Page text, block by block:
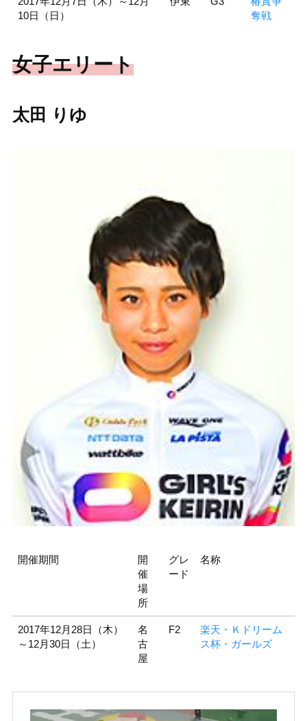
10日（日）
奪戦
女子エリート
太田 りゆ
開催期間
開
催
場
所
グレ
ード
名称
2017年12月28日（木）
～12月30日（土）
名
古
屋
F2
楽天・Ｋドリーム
ス杯・ガールズ